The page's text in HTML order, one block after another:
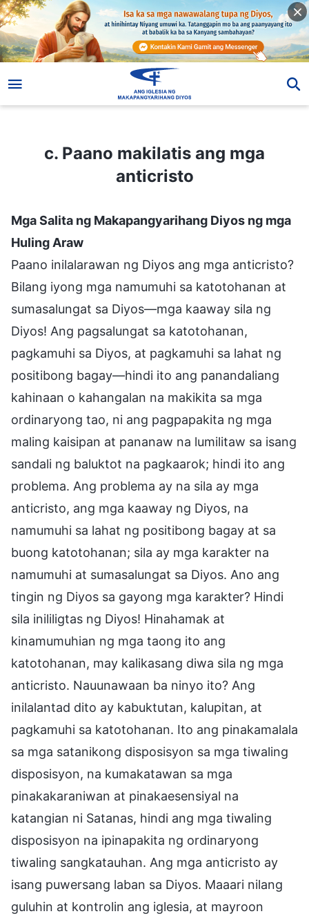
c. Paano makilatis ang mga anticristo
c. Paano makilatis ang mga
anticristo
Mga Salita ng Makapangyarihang Diyos ng mga
Huling Araw
Paano inilalarawan ng Diyos ang mga anticristo?
Bilang iyong mga namumuhi sa katotohanan at
sumasalungat sa Diyos—mga kaaway sila ng
Diyos! Ang pagsalungat sa katotohanan,
pagkamuhi sa Diyos, at pagkamuhi sa lahat ng
positibong bagay—hindi ito ang panandaliang
kahinaan o kahangalan na makikita sa mga
ordinaryong tao, ni ang pagpapakita ng mga
maling kaisipan at pananaw na lumilitaw sa isang
sandali ng baluktot na pagkaarok; hindi ito ang
problema. Ang problema ay na sila ay mga
anticristo, ang mga kaaway ng Diyos, na
namumuhi sa lahat ng positibong bagay at sa
buong katotohanan; sila ay mga karakter na
namumuhi at sumasalungat sa Diyos. Ano ang
tingin ng Diyos sa gayong mga karakter? Hindi
sila inililigtas ng Diyos! Hinahamak at
kinamumuhian ng mga taong ito ang
katotohanan, may kalikasang diwa sila ng mga
anticristo. Nauunawaan ba ninyo ito? Ang
inilalantad dito ay kabuktutan, kalupitan, at
pagkamuhi sa katotohanan. Ito ang pinakamalala
sa mga satanikong disposisyon sa mga tiwaling
disposisyon, na kumakatawan sa mga
pinakakaraniwan at pinakaesensiyal na
katangian ni Satanas, hindi ang mga tiwaling
disposisyon na ipinapakita ng ordinaryong
tiwaling sangkatauhan. Ang mga anticristo ay
isang puwersang laban sa Diyos. Maaari nilang
guluhin at kontrolin ang iglesia, at mayroon